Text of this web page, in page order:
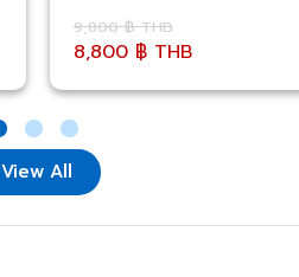
9,800 ฿ THB
8,800 ฿ THB
View All